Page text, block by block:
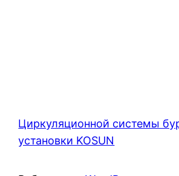
Циркуляционной системы
установки KOSUN